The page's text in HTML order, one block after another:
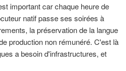
important car chaque heure de
natif passe ses soirées à
la préservation de la langue
production non rémunéré. C'est là
a besoin d'infrastructures, et